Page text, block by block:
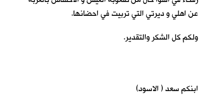
عن اهلي و ديرتي التي تربيت في احضانها.
ولكم كل الشكر والتقدير.
ابنكم سعد ( الاسود)